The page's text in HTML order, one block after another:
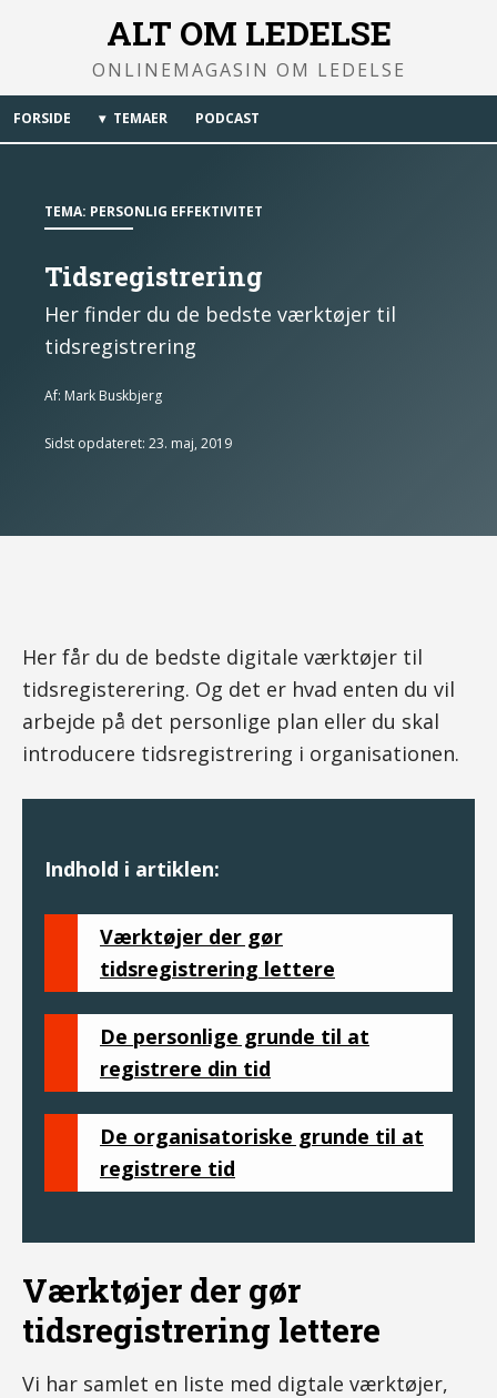
ALT OM LEDELSE
ONLINEMAGASIN OM LEDELSE
FORSIDE TEMAER PODCAST
TEMA: PERSONLIG EFFEKTIVITET
Tidsregistrering
Her finder du de bedste værktøjer til
tidsregistrering
Af: Mark Buskbjerg
Sidst opdateret: 23. maj, 2019
Her får du de bedste digitale værktøjer til
tidsregisterering. Og det er hvad enten du vil
arbejde på det personlige plan eller du skal
introducere tidsregistrering i organisationen.
Indhold i artiklen:
Værktøjer der gør
tidsregistrering lettere
De personlige grunde til at
registrere din tid
De organisatoriske grunde til at
registrere tid
Værktøjer der gør
tidsregistrering lettere
Vi har samlet en liste med digtale værktøjer,